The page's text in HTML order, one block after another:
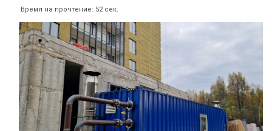
Время на прочтение: 52 сек.